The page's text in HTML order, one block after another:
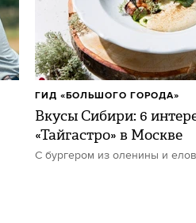
Вкусы Сибири: 6
«Тайгастро» в Москве
С бургером из оленины и
ГИД «БОЛЬШОГО ГОРОДА»